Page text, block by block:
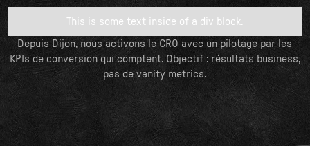
This is some text inside of a div block.
Depuis Dijon, nous activons le CRO avec un pilotage par les
KPIs de conversion qui comptent. Objectif : résultats business,
pas de vanity metrics.